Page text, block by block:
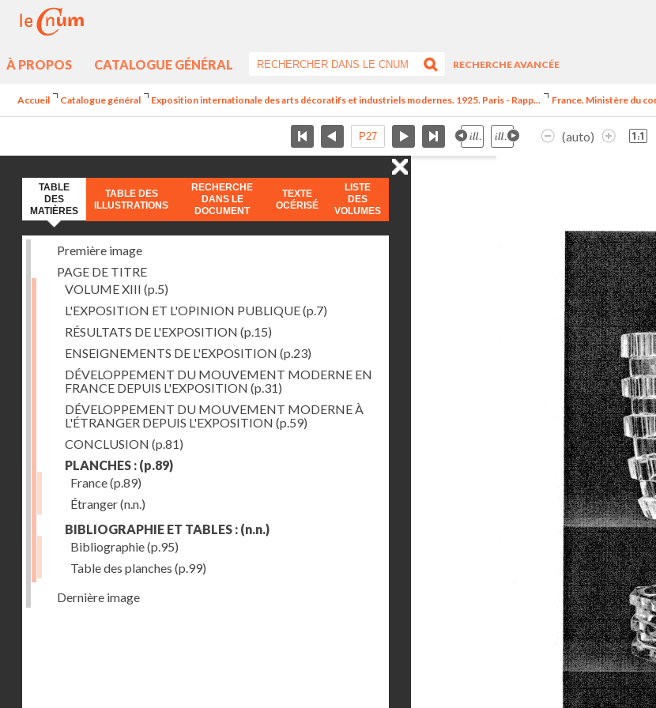
À PROPOS CATALOGUE GÉNÉRAL
RECHERCHE AVANCÉE
Accueil Catalogue général Exposition internationale des arts décoratifs et industriels modernes. 1925. Paris - Rapp... France. Ministère du
(auto)
TABLE
DES
MATIÈRES
TABLE DES
ILLUSTRATIONS
RECHERCHE
DANS LE
DOCUMENT
TEXTE
OCÉRISÉ
LISTE
DES
VOLUMES
Première image
PAGE DE TITRE
VOLUME XIII (p.5)
L'EXPOSITION ET L'OPINION PUBLIQUE(p.7)
RÉSULTATS DE L'EXPOSITION (p.15)
ENSEIGNEMENTS DE L'EXPOSITION (p.23)
DÉVELOPPEMENT DU MOUVEMENT MODERNE EN
FRANCE DEPUIS L'EXPOSITION (p.31)
DÉVELOPPEMENT DU MOUVEMENT MODERNE À
L'ÉTRANGER DEPUIS L'EXPOSITION (p.59)
CONCLUSION (p.81)
PLANCHES : (p.89)
France(p.89)
Étranger(n.n.)
BIBLIOGRAPHIE ET TABLES : (n.n.)
Bibliographie(p.95)
Table des planches (p.99)
Dernière image